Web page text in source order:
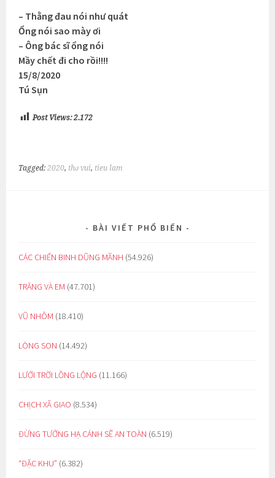
– Thằng đau nói như quát
Ổng nói sao mày ơi
– Ông bác sĩ ổng nói
Mầy chết đi cho rồi!!!!
15/8/2020
Tú Sụn
Post Views: 2.172
Tagged:2020, thơ vui, tieu lam
BÀI VIẾT PHỔ BIẾN
CÁC CHIẾN BINH DŨNG MÃNH (54.926)
TRĂNG VÀ EM (47.701)
VŨ NHÔM (18.410)
LÒNG SON (14.492)
LƯỚI TRỜI LỒNG LỘNG (11.166)
CHỊCH XÃ GIAO (8.534)
ĐỪNG TƯỞNG HẠ CÁNH SẼ AN TOÀN (6.519)
“ĐẶC KHU” (6.382)